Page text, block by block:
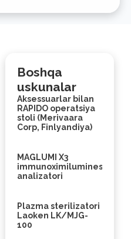
Boshqa
uskunalar
Aksessuarlar bilan
RAPIDO operatsiya
stoli (Merivaara
Corp, Finlyandiya)
MAGLUMI X3
immunoximiluminesans
analizatori
Plazma sterilizatori
Laoken LK/MJG-
100